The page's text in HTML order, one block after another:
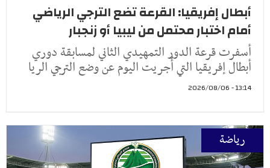
أبطال إفريقيا: القرعة تضع الترجي الرياضي
أمام اختبار محتمل من ليبيا أو زنجبار
أسفرت قرعة الدور التمهيدي الثاني لمسابقة دوري
أبطال إفريقيا التي أُجريت اليوم عن وضع الترجي الريا
13:14 - 2026/08/06
رياضة